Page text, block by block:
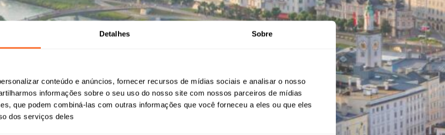
Detalhes Sobre
conteúdo e anúncios, fornecer recursos de mídias sociais e analisar o nosso
informações sobre o seu uso do nosso site com nossos parceiros de mídias
que podem combiná-las com outras informações que você forneceu a eles ou que eles
dos serviços deles